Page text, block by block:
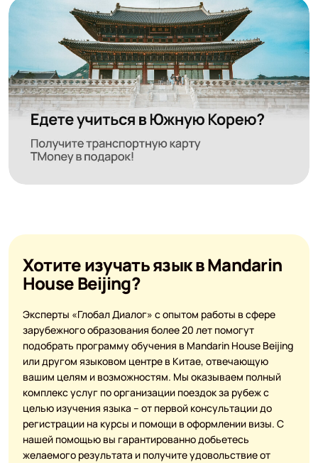
Хотите изучать язык в Mandarin
House Beijing?
Эксперты «Глобал Диалог» с опытом работы в сфере
зарубежного образования более 20 лет помогут
подобрать программу обучения в Mandarin House Beijing
или другом языковом центре в Китае, отвечающую
вашим целям и возможностям. Мы оказываем полный
комплекс услуг по организации поездок за рубеж с
целью изучения языка – от первой консультации до
регистрации на курсы и помощи в оформлении визы. С
нашей помощью вы гарантированно добьетесь
желаемого результата и получите удовольствие от